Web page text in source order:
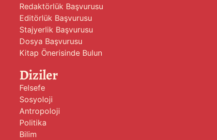
Redaktörlük Başvurusu
Editörlük Başvurusu
Stajyerlik Başvurusu
Dosya Başvurusu
Kitap Önerisinde Bulun
Diziler
Felsefe
Sosyoloji
Antropoloji
Politika
Bilim